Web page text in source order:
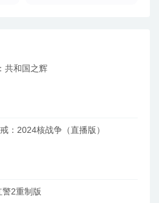
共和国之辉
：2024核战争（直播版）
警2重制版